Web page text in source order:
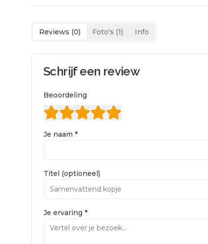
Reviews (0) Foto's (1) Info
Schrijf een review
Beoordeling
Je naam *
Titel (optioneel)
Je ervaring *